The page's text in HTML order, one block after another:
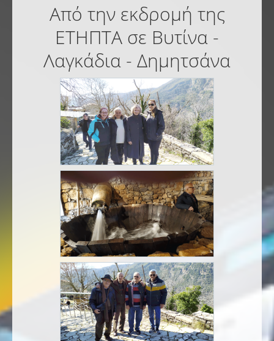
Από την εκδρομή της
ΕΤΗΠΤΑ σε Βυτίνα -
Λαγκάδια - Δημητσάνα